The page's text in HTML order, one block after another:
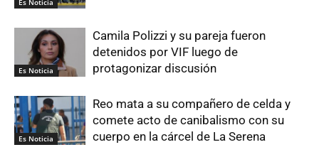
Es Noticia
Es Noticia
Camila Polizzi y su pareja fueron
detenidos por VIF luego de
protagonizar discusión
Es Noticia
Reo mata a su compañero de celda y
comete acto de canibalismo con su
cuerpo en la cárcel de La Serena